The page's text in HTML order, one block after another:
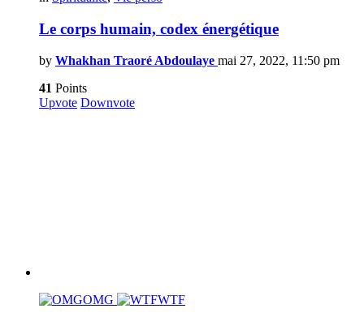
Le corps humain, codex énergétique
by Whakhan Traoré Abdoulaye mai 27, 2022, 11:50 pm
41 Points
Upvote Downvote
OMG
WTF